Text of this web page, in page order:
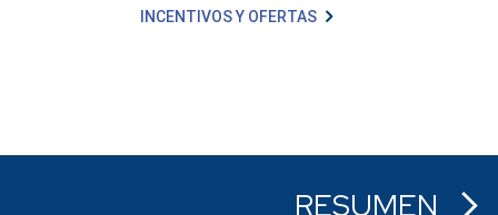
INCENTIVOS Y OFERTAS
RESUMEN